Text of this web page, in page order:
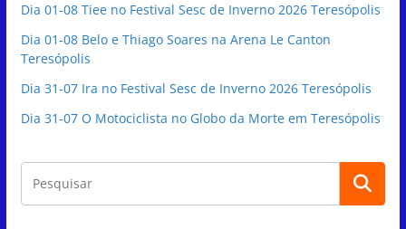
Dia 01-08 Tiee no Festival Sesc de Inverno 2026 Teresópolis
Dia 01-08 Belo e Thiago Soares na Arena Le Canton
Teresópolis
Dia 31-07 Ira no Festival Sesc de Inverno 2026 Teresópolis
Dia 31-07 O Motociclista no Globo da Morte em Teresópolis